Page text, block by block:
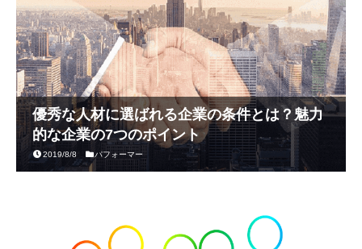
優秀な人材に選ばれる企業の条件とは？魅力
的な企業の7つのポイント
2019/8/8 パフォーマー